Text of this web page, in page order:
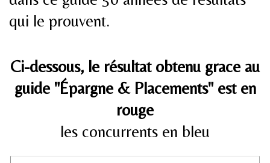
qui le prouvent.
Ci-dessous, le résultat obtenu grace au
guide "Épargne & Placements" est en
rouge
les concurrents en bleu